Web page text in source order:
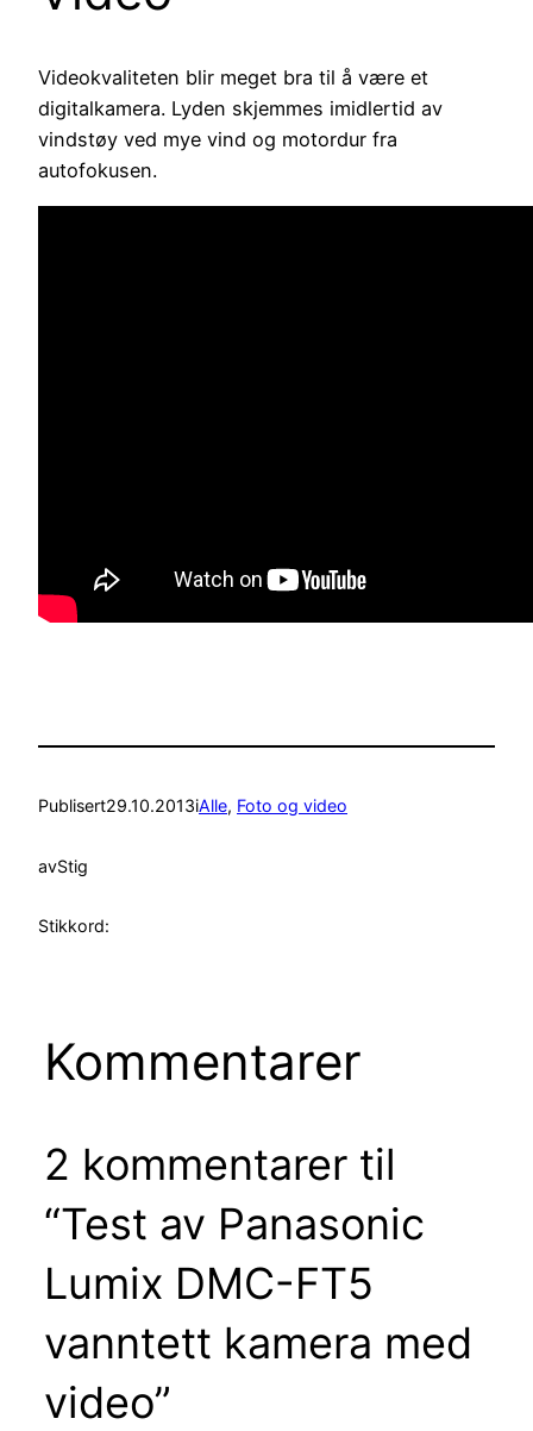
Videokvaliteten blir meget bra til å være et
digitalkamera. Lyden skjemmes imidlertid av
vindstøy ved mye vind og motordur fra
autofokusen.
Publisert29.10.2013iAlle, Foto og video
avStig
Stikkord:
Kommentarer
2 kommentarer til
“Test av Panasonic
Lumix DMC-FT5
vanntett kamera med
video”